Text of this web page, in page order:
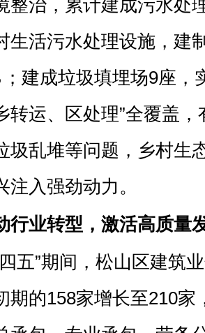
整治，累计建成污水处
生活污水处理设施，建
建成垃圾填埋场9座，
转运、区处理”全覆盖
圾乱堆等问题，乡村生
注入强劲动力。
行业转型，激活高质量
五”期间，松山区建筑
期的158家增长至210家